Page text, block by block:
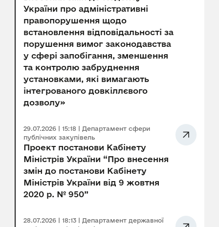
України про адміністративні
правопорушення щодо
встановлення відповідальності за
порушення вимог законодавства
у сфері запобігання, зменшення
та контролю забруднення
установками, які вимагають
інтегрованого довкіллєвого
дозволу»
29.07.2026 | 15:18 | Департамент сфери
публічних закупівель
Проект постанови Кабінету
Міністрів України “Про внесення
змін до постанови Кабінету
Міністрів України від 9 жовтня
2020 р. № 950”
28.07.2026 | 18:13 | Департамент державної